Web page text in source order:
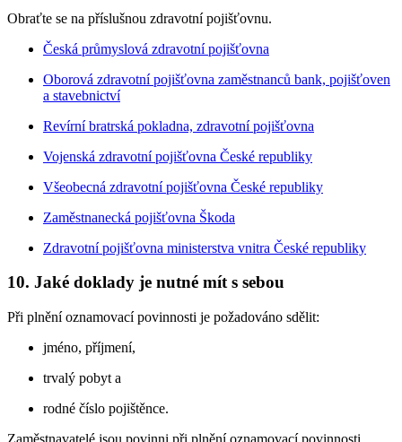
Obraťte se na příslušnou zdravotní pojišťovnu.
Česká průmyslová zdravotní pojišťovna
Oborová zdravotní pojišťovna zaměstnanců bank, pojišťoven
a stavebnictví
Revírní bratrská pokladna, zdravotní pojišťovna
Vojenská zdravotní pojišťovna České republiky
Všeobecná zdravotní pojišťovna České republiky
Zaměstnanecká pojišťovna Škoda
Zdravotní pojišťovna ministerstva vnitra České republiky
10. Jaké doklady je nutné mít s sebou
Při plnění oznamovací povinnosti je požadováno sdělit:
jméno, příjmení,
trvalý pobyt a
rodné číslo pojištěnce.
Zaměstnavatelé jsou povinni při plnění oznamovací povinnosti